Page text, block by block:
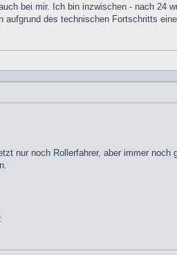
bei mir. Ich bin inzwischen - nach
aufgrund des technischen Fortschritts
nur noch Rollerfahrer, aber immer noch